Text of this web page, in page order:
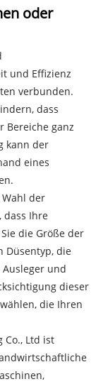
oder
und Effizienz
verbunden.
dass
Bereiche ganz
kann der
eines
der
dass Ihre
die Größe der
Düsentyp, die
und
dieser
die Ihren
Co., Ltd ist